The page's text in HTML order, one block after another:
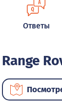
Ответы
Range